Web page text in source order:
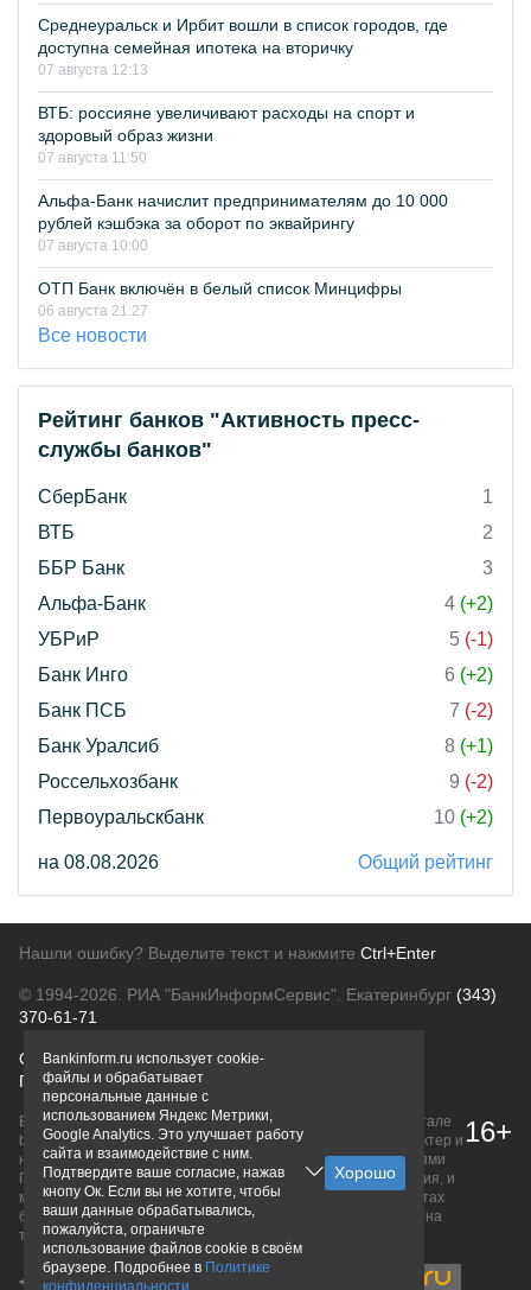
Среднеуральск и Ирбит вошли в список городов, где
доступна семейная ипотека на вторичку
07 августа 12:13
ВТБ: россияне увеличивают расходы на спорт и
здоровый образ жизни
07 августа 11:50
Альфа-Банк начислит предпринимателям до 10 000
рублей кэшбэка за оборот по эквайрингу
07 августа 10:00
ОТП Банк включён в белый список Минцифры
06 августа 21:27
Все новости
Рейтинг банков "Активность пресс-
службы банков"
СберБанк
1
ВТБ
2
ББР Банк
3
Альфа-Банк
4 (+2)
УБРиР
5 (-1)
Банк Инго
6 (+2)
Банк ПСБ
7 (-2)
Банк Уралсиб
8 (+1)
Россельхозбанк
9 (-2)
Первоуральскбанк
10 (+2)
на 08.08.2026 Общий рейтинг
Нашли ошибку? Выделите текст и нажмите Ctrl+Enter
© 1994-2026. РИА "БанкИнформСервис". Екатеринбург (343)
370-61-71
О проектеПолитика конфиденциальности
Правовая информацияДля рекламодателей
Вся информация о продуктах банков, размещенная на портале
bankinform.ru, носит исключительно ознакомительный характер и
не является публичной офертой, определяемой положениями
ГК РФ. Информация не содержит точного и полного описания, и
может быть изменена. Конечные условия уточняйте на сайтах
банков или при личном обращении. Исключительное право на
товарные знаки принадлежит их правообладателям.
16+
Bankinform.ru использует cookie-
файлы и обрабатывает
персональные данные с
использованием Яндекс Метрики,
Google Analytics. Это улучшает работу
сайта и взаимодействие с ним.
Подтвердите ваше согласие, нажав
кнопу Ок. Если вы не хотите, чтобы
ваши данные обрабатывались,
пожалуйста, ограничьте
использование файлов cookie в своём
браузере. Подробнее в Политике
конфиденциальности